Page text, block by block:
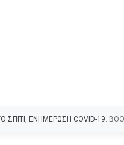
ΣΠΙΤΙ , ΕΝΗΜΕΡΩΣΗ COVID-19.